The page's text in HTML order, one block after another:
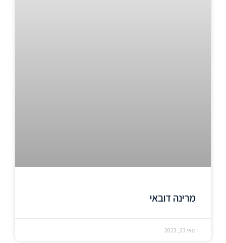
מרינה דובאי
מאי 23, 2023